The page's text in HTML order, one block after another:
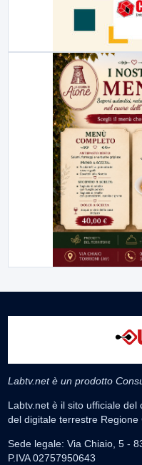
Labtv.net è un prodotto
Labtv.net è il sito ufficiale
del digitale terrestre Regione
Sede legale: Via Chiaio, 5 -
P.IVA 02757950643